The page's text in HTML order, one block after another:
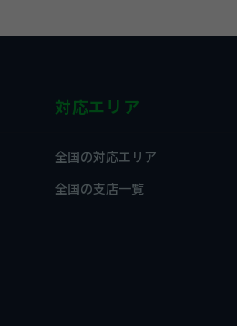
対応エリア
全国の対応エリア
全国の支店一覧